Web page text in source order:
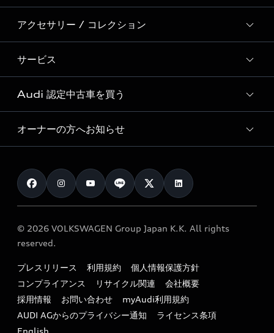
Audi Sport
Formula 1®
デジタルサービス
新車在庫検索
試乗車・展示車検索
見積り依頼
試乗予約
モデル一覧
特別仕様モデル / 限定モデル
e-tronラインアップ
価格シミュレーション
車両比較
カタログ一覧
アクセサリー / コレクション
純正アクセサリー
オンラインショップ
Audi collection
アウディナビアプリ
サービス
サービス入庫予約
サービスプログラム
メンテナンス
車検 / 定期点検
e-tronアフターサポート
myAudi
Audi 認定中古車を買う
Audi認定中古車
クオリティ
保証
メンテナンス
ファイナンス
キャンペーン / イベント
買取査定
オーナーの方へお知らせ
お知らせ
オーナー様向けキャンペーン
特定整備適用車一覧
リサイクル法
よくある質問（FAQ）
© 2026 VOLKSWAGEN Group Japan K.K. All rights
reserved.
プレスリリース 利用規約
個人情報保護方針
コンプライアンス
リサイクル関連
会社概要
採用情報
お問い合わせ
myAudi利用規約
AUDI AGからのプライバシー通知
ライセンス条項
English